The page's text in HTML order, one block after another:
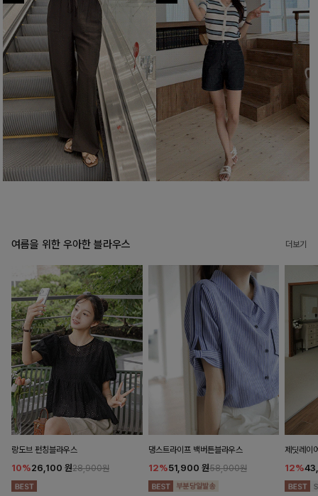
여름을 위한 우아한 블라우스 더보기
랑도브 펀칭블라우스
10%26,100 원28,900원
댕스트라이프 백버튼블라우스
12%51,900 원58,900원
제딧레이
12%